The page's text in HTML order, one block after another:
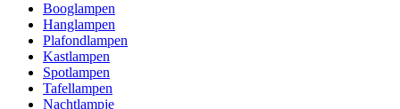
Booglampen
Hanglampen
Plafondlampen
Kastlampen
Spotlampen
Tafellampen
Nachtlampje